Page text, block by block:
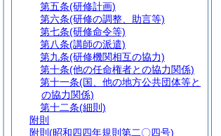
第五条(研修計画)
第六条(研修の調整、助言等)
第七条(研修命令等)
第八条(講師の派遣)
第九条(研修機関相互の協力)
第十条(他の任命権者との協力関係)
第十一条(国、他の地方公共団体等と
の協力関係)
第十二条(細則)
附則
附則 (昭和四四年規則第二〇四号)